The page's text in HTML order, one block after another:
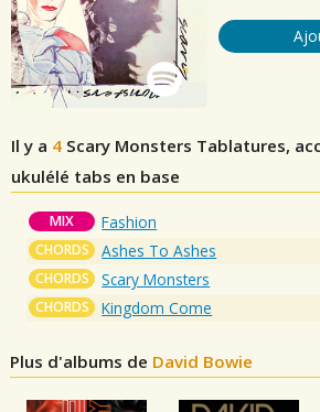
Il y a 4 Scary Monsters Tablatures,
ukulélé tabs en base
MIX Fashion
CHORDS Ashes To Ashes
CHORDS Scary Monsters
CHORDS Kingdom Come
Plus d'albums de David Bowie